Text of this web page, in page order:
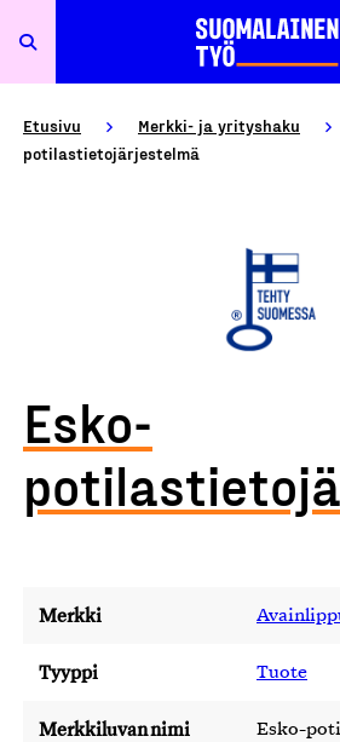
Etusivu Merkki- ja yrityshaku
potilastietojärjestelmä
Esko-
Merkki
Tyyppi Tuote
Merkkiluvan nimi Esko-